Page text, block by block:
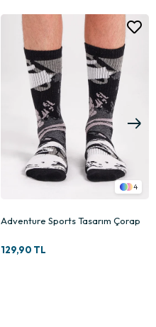
12
Afrika Tarzı Etnik Desenli Çorap
129,90 TL